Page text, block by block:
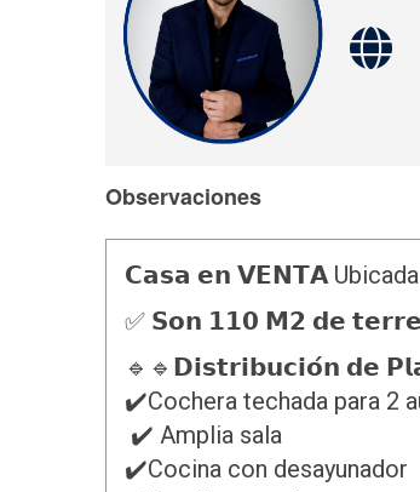
Observaciones
𝗖𝗮𝘀𝗮 𝗲𝗻 𝗩𝗘𝗡𝗧𝗔 Ubicada
✅ 𝗦𝗼𝗻 𝟭𝟭𝟬 𝗠𝟮 𝗱𝗲
🔹🔹𝗗𝗶𝘀𝘁𝗿𝗶𝗯𝘂𝗰𝗶𝗼́𝗻 𝗱𝗲
✔️Cochera techada para 2
✔️ Amplia sala
✔️Cocina con desayunador